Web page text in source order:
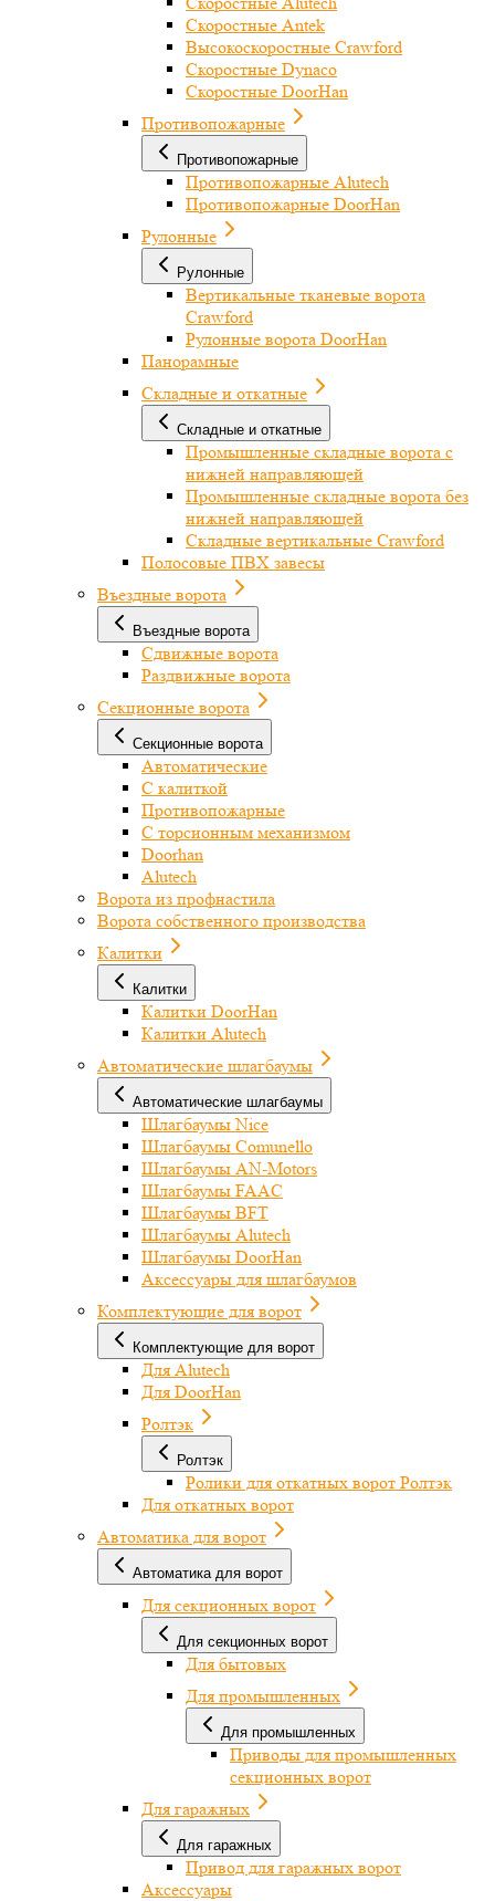
Скоростные Antek
Высокоскоростные Crawford
Скоростные Dynaco
Скоростные DoorHan
Противопожарные
Противопожарные
Противопожарные Alutech
Противопожарные DoorHan
Рулонные
Рулонные
Вертикальные тканевые ворота
Crawford
Рулонные ворота DoorHan
Панорамные
Складные и откатные
Складные и откатные
Промышленные складные ворота с
нижней направляющей
Промышленные складные ворота без
нижней направляющей
Складные вертикальные Crawford
Полосовые ПВХ завесы
Въездные ворота
Въездные ворота
Сдвижные ворота
Раздвижные ворота
Секционные ворота
Секционные ворота
Автоматические
С калиткой
Противопожарные
С торсионным механизмом
Doorhan
Alutech
Ворота из профнастила
Ворота собственного производства
Калитки
Калитки
Калитки DoorHan
Калитки Alutech
Автоматические шлагбаумы
Автоматические шлагбаумы
Шлагбаумы Nice
Шлагбаумы Comunello
Шлагбаумы AN-Motors
Шлагбаумы FAAC
Шлагбаумы BFT
Шлагбаумы Alutech
Шлагбаумы DoorHan
Аксессуары для шлагбаумов
Комплектующие для ворот
Комплектующие для ворот
Для Alutech
Для DoorHan
Ролтэк
Ролтэк
Ролики для откатных ворот Ролтэк
Для откатных ворот
Автоматика для ворот
Автоматика для ворот
Для секционных ворот
Для секционных ворот
Для бытовых
Для промышленных
Для промышленных
Приводы для промышленных
секционных ворот
Для гаражных
Для гаражных
Привод для гаражных ворот
Аксессуары